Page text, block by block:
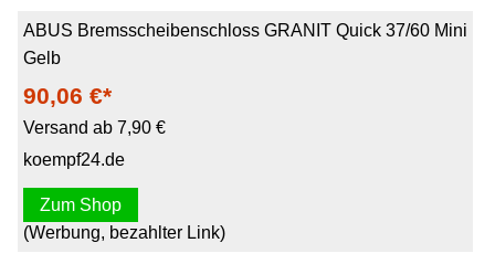
ABUS Bremsscheibenschloss GRANIT Quick 37/60 Mini
Gelb
90,06 €*
Versand ab 7,90 €
koempf24.de
Zum Shop
(Werbung, bezahlter Link)